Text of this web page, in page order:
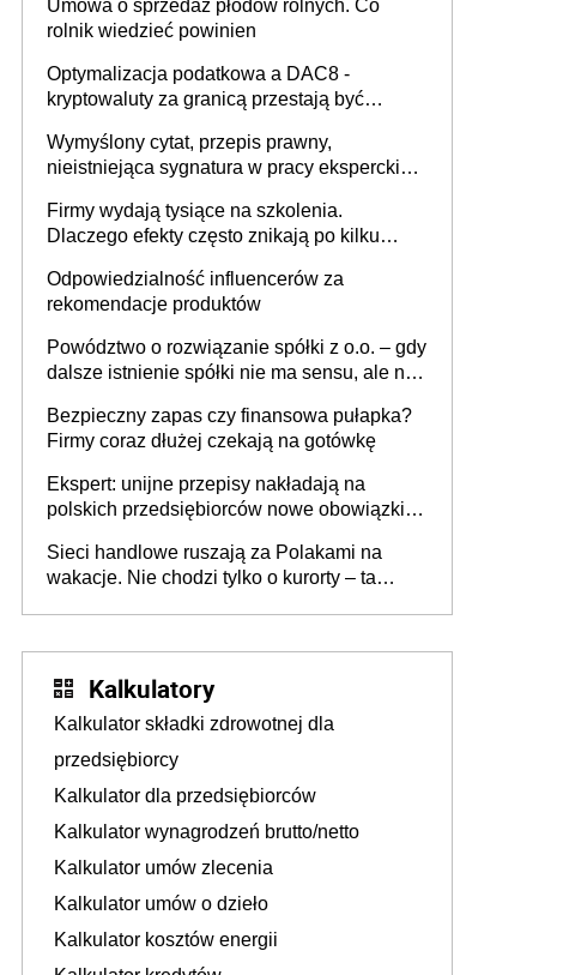
Umowa o sprzedaż płodów rolnych. Co
rolnik wiedzieć powinien
Optymalizacja podatkowa a DAC8 -
kryptowaluty za granicą przestają być
Wymyślony cytat, przepis prawny,
nieistniejąca sygnatura w pracy eksperckiej -
firmie
Firmy wydają tysiące na szkolenia.
Dlaczego efekty często znikają po kilku
Odpowiedzialność influencerów za
rekomendacje produktów
Powództwo o rozwiązanie spółki z o.o. – gdy
dalsze istnienie spółki nie ma sensu, ale nie
Bezpieczny zapas czy finansowa pułapka?
Firmy coraz dłużej czekają na gotówkę
Ekspert: unijne przepisy nakładają na
polskich przedsiębiorców nowe obowiązki w
Sieci handlowe ruszają za Polakami na
wakacje. Nie chodzi tylko o kurorty – ta
Kalkulatory
Kalkulator składki zdrowotnej dla
przedsiębiorcy
Kalkulator dla przedsiębiorców
Kalkulator wynagrodzeń brutto/netto
Kalkulator umów zlecenia
Kalkulator umów o dzieło
Kalkulator kosztów energii